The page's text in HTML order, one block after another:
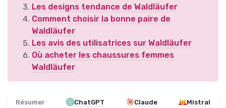
Les designs tendance de Waldläufer
Comment choisir la bonne paire de
Waldläufer
Les avis des utilisatrices sur Waldläufer
Où acheter les chaussures femmes
Waldläufer
Résumer ChatGPT Claude Mistral